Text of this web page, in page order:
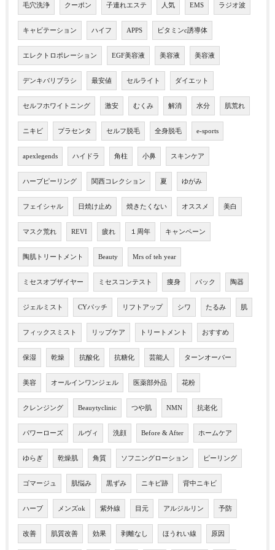
毛穴洗浄 クーポン 子連れエステ 人気 EMS ラジオ波
キャビテーション ハイフ APPS ビタミンc誘導体
エレクトロポレーション EGF美容液 美容液 美容液
デンキバリブラシ 最安値 セルライト ダイエット
セルフホワイトニング 激安 むくみ 解消 水分 肌荒れ
ニキビ プラセンタ セルフ脱毛 全身脱毛 e-sports
apexlegends ハイドラ 角柱 小鼻 スキンケア
ハーブピーリング 関西コレクション 夏 ゆがみ
フェイシャル 日焼け止め 焼きたくない オススメ 美白
マスク荒れ REVI 疲れ １周年 キャンペーン
陶肌トリートメント Beauty Mrs of teh year
ミセスオブザイヤー ミセスコンテスト 痩身 パック 陶器
ジェルミスト CYパッチ リフトアップ シワ たるみ 肌
フィックスミスト リップケア トリートメント おすすめ
保湿 乾燥 抗酸化 抗糖化 芸能人 ターンオーバー
美容 オールインワンジェル 医薬部外品 花粉
クレンジング Beauytyclinic つや肌 NMN 抗老化
パワーローズ ルヴィ 洗顔 Before & After ホームケア
ゆらぎ 乾燥肌 角質 ソフニングローション ピーリング
ゴマージュ 肌悩み 黒ずみ ニキビ跡 背中ニキビ
ハーブ メンズok 紫外線 目元 アルジルリン 予防
改善 肌質改善 効果 剥離なし ほうれい線 原因